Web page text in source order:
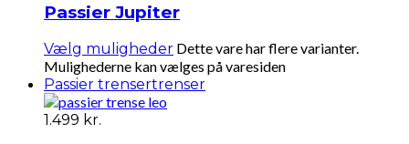
Passier Jupiter
Vælg muligheder Dette vare har flere varianter.
Mulighederne kan vælges på varesiden
Passier trensertrenser
1.499 kr.